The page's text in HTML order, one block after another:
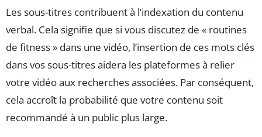
Les sous-titres contribuent à l’indexation du contenu
verbal. Cela signifie que si vous discutez de « routines
de fitness » dans une vidéo, l’insertion de ces mots clés
dans vos sous-titres aidera les plateformes à relier
votre vidéo aux recherches associées. Par conséquent,
cela accroît la probabilité que votre contenu soit
recommandé à un public plus large.